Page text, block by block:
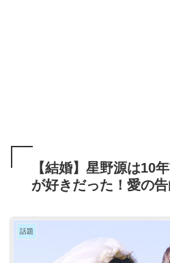
【結婚】星野源は10
が好きだった！愛の
話題